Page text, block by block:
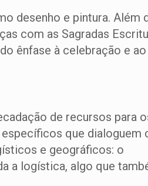
desenho e pintura. Além
com as Sagradas
ênfase à celebração e ao
de recursos para
que dialoguem
e geográficos: o
a logística, algo que